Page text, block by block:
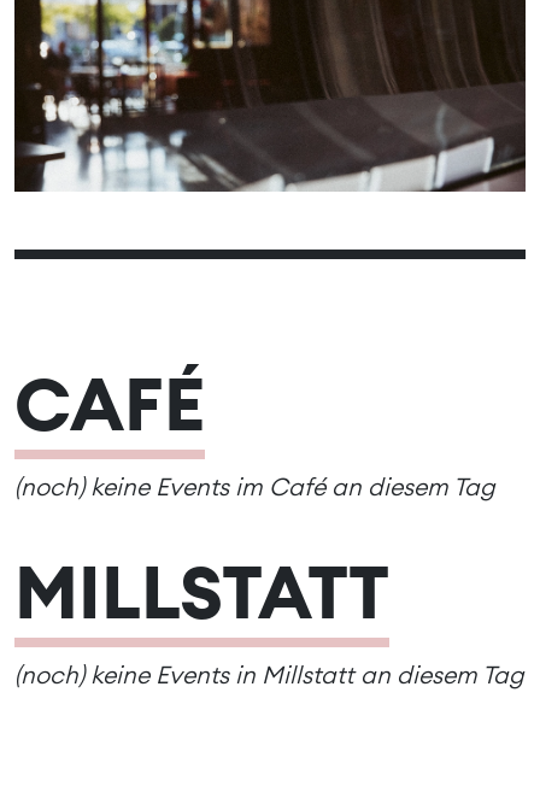
05
06 07 08 09 10
11
12
13 14 15 16 17
18
19
20 23 24
25
26
27 28 29 30 31
CAFÉ
(noch) keine Events im Café an diesem Tag
MILLSTATT
(noch) keine Events in Millstatt an diesem Tag